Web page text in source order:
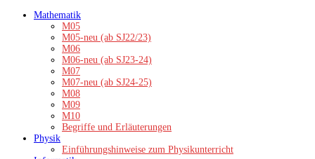
Zum
Mathematik
M05
M05-neu (ab SJ22/23)
M06
M06-neu (ab SJ23-24)
M07
M07-neu (ab SJ24-25)
M08
M09
M10
Begriffe und Erläuterungen
Physik
Einführungshinweise zum Physikunterricht